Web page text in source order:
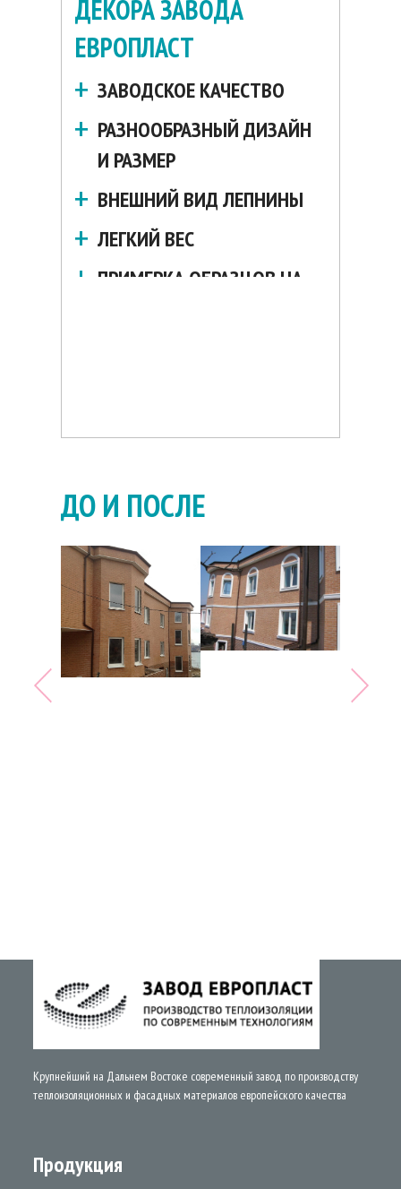
ДЕКОРА ЗАВОДА
ЕВРОПЛАСТ
ЗАВОДСКОЕ КАЧЕСТВО
РАЗНООБРАЗНЫЙ ДИЗАЙН
И РАЗМЕР
ВНЕШНИЙ ВИД ЛЕПНИНЫ
ЛЕГКИЙ ВЕС
ПРИМЕРКА ОБРАЗЦОВ НА
ДО И ПОСЛЕ
Крупнейший на Дальнем Востоке современный завод по производству
теплоизоляционных и фасадных материалов европейского качества
Продукция